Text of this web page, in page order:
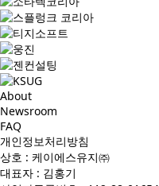
About
Newsroom
FAQ
개인정보처리방침
상호 : 케이에스유지㈜
대표자 : 김홍기